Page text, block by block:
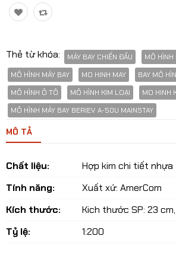
Mô hình nhân vật
Xem thêm danh mục
So sánh Yêu thích(0)
Thẻ từ khóa: MÁY BAY CHIẾN ĐẤU
MÔ
MÔ HÌNH MÁY BAY
MO HINH MAY
BAY MÔ
MÔ HÌNH Ô TÔ
MÔ HÌNH KIM LOẠI
MO HINH
MÔ HÌNH MÁY BAY BERIEV A-50U MAINSTAY
MÔ TẢ
Chất liệu:
Hợp kim chi tiết nhựa
Tính năng:
Xuất xứ: AmerCom
Kích thước:
Kich thước SP: 23
Tỷ lệ:
1:200